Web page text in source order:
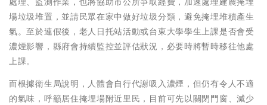
場垃圾堆置，並請民眾在家中做好垃圾分類，避免掩埋堆積產生
氣。至於連假後，老人日托站活動或台東大學學生上課是否會受
濃煙影響，縣府會持續監控並評估狀況，必要時將暫時移往他處
上課。
而根據衛生局說明，人體會自行代謝吸入濃煙，但仍有令人不適
的氣味，呼籲居住掩埋場附近里民，目前可先以關閉門窗、減少